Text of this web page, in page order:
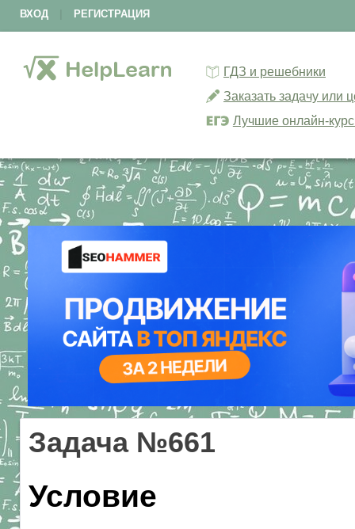
ВХОД РЕГИСТРАЦИЯ
ГДЗ и решебники
Заказать задачу или
Лучшие онлайн-
Задача №661
Условие